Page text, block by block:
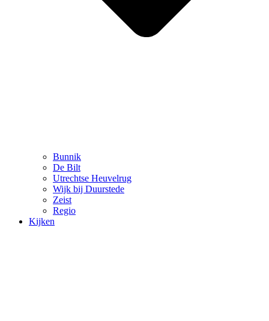
Bunnik
De Bilt
Utrechtse Heuvelrug
Wijk bij Duurstede
Zeist
Regio
Kijken